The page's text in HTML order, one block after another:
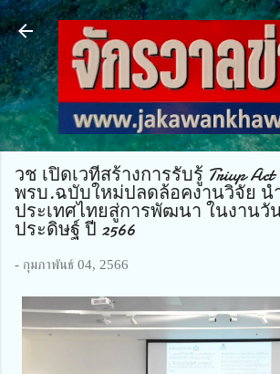
ข้ามไปที่เนื้อหาหลัก
วช เปิดเวทีสร้างการรับรู้ Triup Act
พรบ.ฉบับใหม่ปลดล้อคงานวิจัย น
ประเทศไทยสู่การพัฒนา ในงานวั
ประดิษฐ์ ปี 2566
- กุมภาพันธ์ 04, 2566